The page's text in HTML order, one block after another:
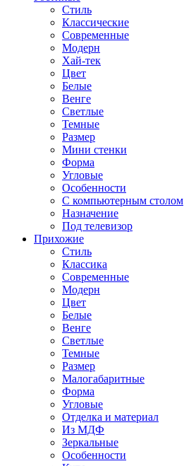
Стиль
Классические
Современные
Модерн
Хай-тек
Цвет
Белые
Венге
Светлые
Темные
Размер
Мини стенки
Форма
Угловые
Особенности
С компьютерным столом
Назначение
Под телевизор
Прихожие
Стиль
Классика
Современные
Модерн
Цвет
Белые
Венге
Светлые
Темные
Размер
Малогабаритные
Форма
Угловые
Отделка и материал
Из МДФ
Зеркальные
Особенности